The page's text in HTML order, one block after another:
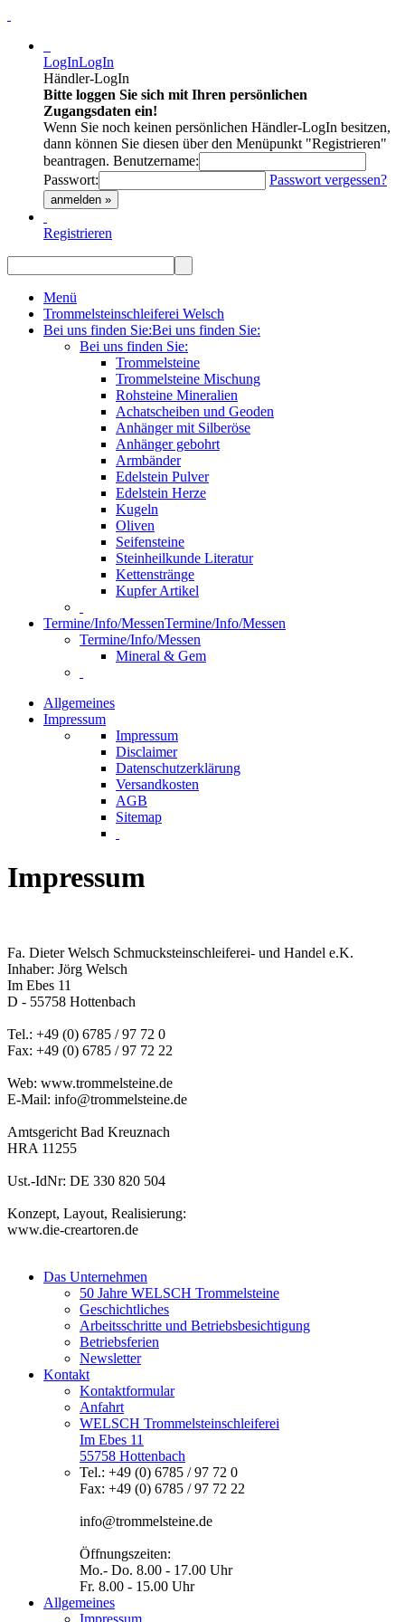
LogInLogIn
Händler-LogIn
Bitte loggen Sie sich mit Ihren persönlichen
Zugangsdaten ein!
Wenn Sie noch keinen persönlichen Händler-LogIn besitzen,
dann können Sie diesen über den Menüpunkt "Registrieren"
beantragen. Benutzername:
Passwort:
Passwort vergessen?
anmelden »
Registrieren
Menü
Trommelsteinschleiferei Welsch
Bei uns finden Sie:Bei uns finden Sie:
Bei uns finden Sie:
Trommelsteine
Trommelsteine Mischung
Rohsteine Mineralien
Achatscheiben und Geoden
Anhänger mit Silberöse
Anhänger gebohrt
Armbänder
Edelstein Pulver
Edelstein Herze
Kugeln
Oliven
Seifensteine
Steinheilkunde Literatur
Kettenstränge
Kupfer Artikel
Termine/Info/MessenTermine/Info/Messen
Termine/Info/Messen
Mineral & Gem
Allgemeines
Impressum
Impressum
Disclaimer
Datenschutzerklärung
Versandkosten
AGB
Sitemap
Impressum
Fa. Dieter Welsch Schmucksteinschleiferei- und Handel e.K.
Inhaber: Jörg Welsch
Im Ebes 11
D - 55758 Hottenbach
Tel.: +49 (0) 6785 / 97 72 0
Fax: +49 (0) 6785 / 97 72 22
Web: www.trommelsteine.de
E-Mail: info@trommelsteine.de
Amtsgericht Bad Kreuznach
HRA 11255
Ust.-IdNr: DE 330 820 504
Konzept, Layout, Realisierung:
www.die-creartoren.de
Das Unternehmen
50 Jahre WELSCH Trommelsteine
Geschichtliches
Arbeitsschritte und Betriebsbesichtigung
Betriebsferien
Newsletter
Kontakt
Kontaktformular
Anfahrt
WELSCH Trommelsteinschleiferei
Im Ebes 11
55758 Hottenbach
Tel.: +49 (0) 6785 / 97 72 0
Fax: +49 (0) 6785 / 97 72 22
info@trommelsteine.de
Öffnungszeiten:
Mo.- Do. 8.00 - 17.00 Uhr
Fr. 8.00 - 15.00 Uhr
Allgemeines
Impressum